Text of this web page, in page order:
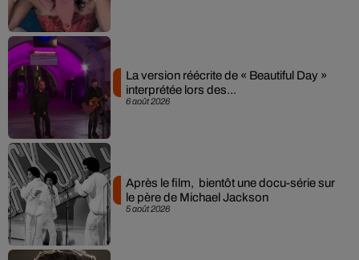
6 août 2026
La version réécrite de « Beautiful Day »
interprétée lors des...
5 août 2026
Après le film, bientôt une docu-série sur
le père de Michael Jackson